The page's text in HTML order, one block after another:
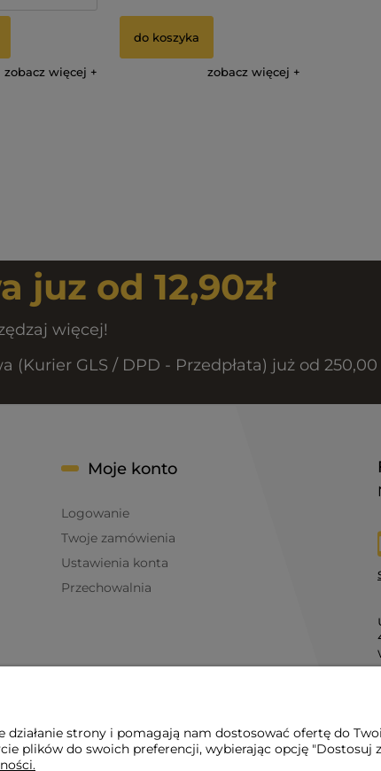
zobacz więcej
do koszyka
zobacz więcej
juz od 12,90zł
więcej!
(Kurier GLS / DPD - Przedpłata) już od 250,00
Moje konto
Logowanie
Twoje zamówienia
Ustawienia konta
Przechowalnia
strony i pomagają nam dostosować ofertę do
plików do swoich preferencji, wybierając opcję "Dostosuj